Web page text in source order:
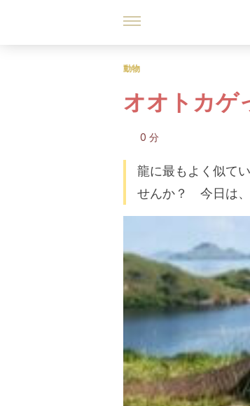
動物
オオトカゲ
0 分
龍に最もよく似て
せんか？ 今日は、